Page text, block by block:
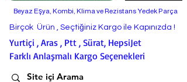
Beyaz Eşya, Kombi, Klima ve Rezistans Yedek Parça
Birçok Ürün , Seçtiğiniz Kargo ile Kapınızda !
Yurtiçi , Aras , Ptt , Sürat, HepsiJet
Farklı Anlaşmalı Kargo Seçenekleri